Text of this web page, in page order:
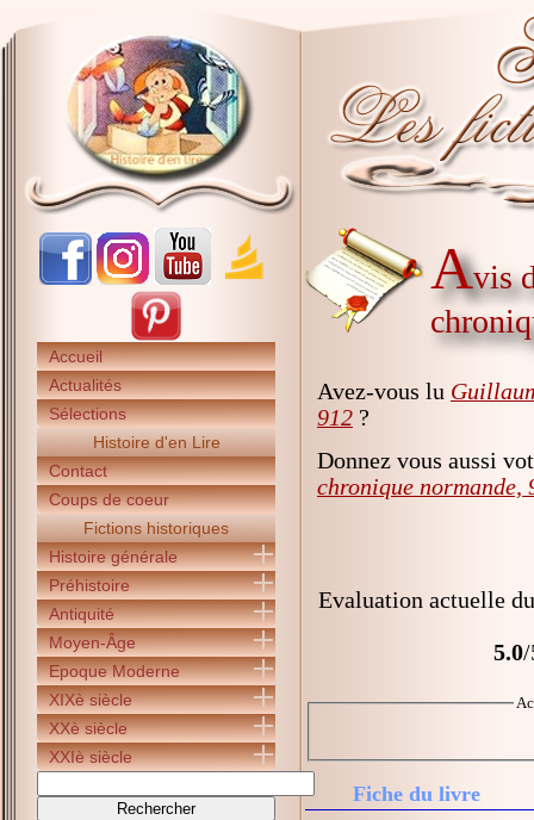
Accueil
Actualités
Sélections
Histoire d'en Lire
Contact
Coups de coeur
Fictions historiques
Histoire générale
Préhistoire
Antiquité
Moyen-Âge
Epoque Moderne
XIXè siècle
XXè siècle
XXIè siècle
Avis
Avez-vous lu
912 ?
Donnez vous aussi
chronique normande,
Evaluation actuelle
5.0/
Fiche du livre